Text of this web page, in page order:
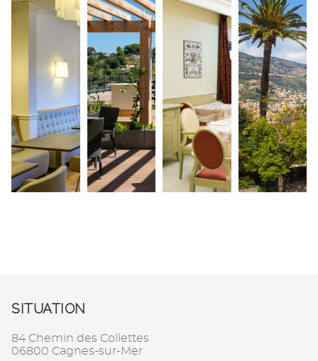
SITUATION
84 Chemin des Collettes
06800 Cagnes-sur-Mer